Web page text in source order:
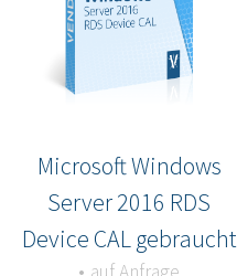
Microsoft Windows
Server 2016 RDS
Device CAL gebraucht
auf Anfrage